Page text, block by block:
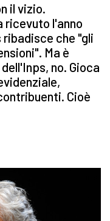
il vizio.
ricevuto l'anno
che "gli
Ma è
no. Gioca
Cioè